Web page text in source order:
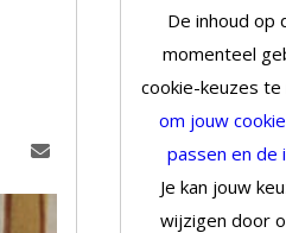
De inhoud op
momenteel
cookie-keuzes
om jouw
passen en de
Je kan jouw
wijzigen door